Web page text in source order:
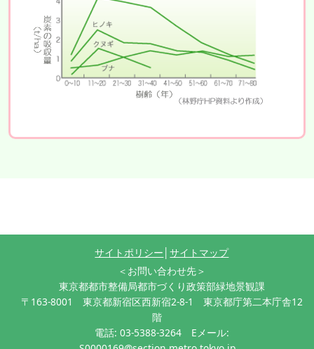
サイトポリシー │サイトマップ
＜お問い合わせ先＞
東京都都市整備局都市づくり政策部緑地景観課
〒163-8001 東京都新宿区西新宿2-8-1 東京都庁第二本庁舎12
階
電話: 03-5388-3264 Eメール: